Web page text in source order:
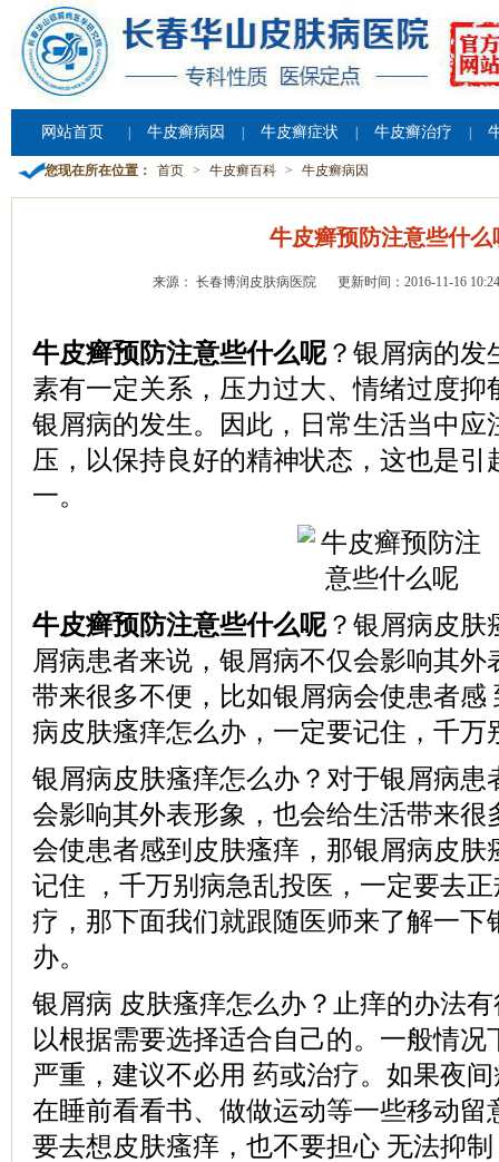
网站首页 牛皮癣病因 牛皮癣症状 牛皮癣治疗
您现在所在位置： 首页 > 牛皮癣百科 > 牛皮癣病因
牛皮癣预防注意些什么
来源： 长春博润皮肤病医院 更新时间：2016-11-16
牛皮癣预防注意些什么呢？银屑病的发
素有一定关系，压力过大、情绪过度抑
银屑病的发生。因此，日常生活当中应
压，以保持良好的精神状态，这也是引
一。
牛皮癣预防注意些什么呢？银屑病皮肤
屑病患者来说，银屑病不仅会影响其外
带来很多不便，比如银屑病会使患者感
病皮肤瘙痒怎么办，一定要记住，千万
银屑病皮肤瘙痒怎么办？对于银屑病患
会影响其外表形象，也会给生活带来很
会使患者感到皮肤瘙痒，那银屑病皮肤
记住 ，千万别病急乱投医，一定要去
疗，那下面我们就跟随医师来了解一下
办。
银屑病 皮肤瘙痒怎么办？止痒的办法
以根据需要选择适合自己的。一般情况
严重，建议不必用 药或治疗。如果夜
在睡前看看书、做做运动等一些移动留
要去想皮肤瘙痒，也不要担心 无法抑